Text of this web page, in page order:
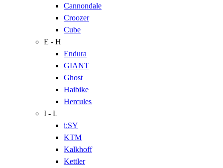
Cannondale
Croozer
Cube
E - H
Endura
GIANT
Ghost
Haibike
Hercules
I - L
i:SY
KTM
Kalkhoff
Kettler